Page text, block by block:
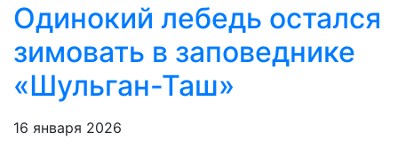
Одинокий лебедь остался
зимовать в заповеднике
«Шульган-Таш»
16 января 2026